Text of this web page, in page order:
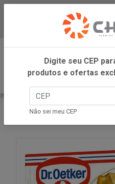
INÍCIO
DR OETKER BRASIL
Digite seu CEP
produtos e ofertas
Não sei meu CEP